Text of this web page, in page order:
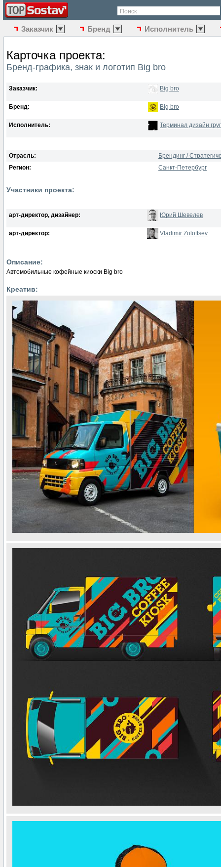
Поиск
Заказчик Бренд Исполнитель
Карточка проекта:
Бренд-графика, знак и логотип Big bro
Заказчик: Big bro
Бренд: Big bro
Исполнитель: Терминал дизайн
Отрасль:
Брендинг /
Регион:
Санкт-Петербург
Участники проекта:
арт-директор, дизайнер: Юрий Шевелев
арт-директор: Vladimir Zolottsev
Описание:
Автомобильные кофейные киоски Big bro
Креатив: